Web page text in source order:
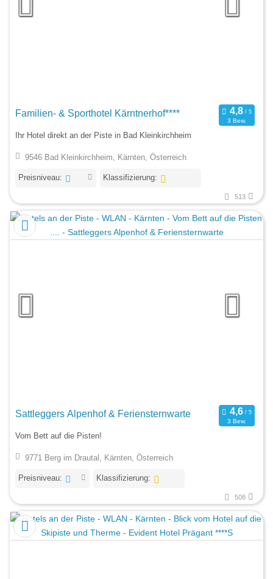
Familien- & Sporthotel Kärntnerhof****
3 Bew.
Ihr Hotel direkt an der Piste in Bad Kleinkirchheim
9546 Bad Kleinkirchheim, Kärnten, Österreich
Preisniveau: Klassifizierung:
513
Sattleggers Alpenhof & Feriensternwarte
3 Bew.
Vom Bett auf die Pisten!
9771 Berg im Drautal, Kärnten, Österreich
Preisniveau: Klassifizierung:
508